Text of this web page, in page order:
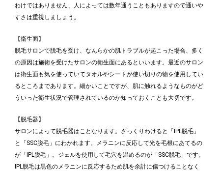
わけではありません、人によっては数年通うこともありますので通いや
すさは重視しましょう。
【衛生面】
脱毛サロンで脱毛を受け、なんらかの肌トラブルが起こった場合、多く
の原因は施術を受けたサロンの衛生面にあるといいます。最近のサロン
は衛生面も気を使っていてタオルやシートが使い切りの物を使用してい
るところまであります。細かいことですが、肌に触れるようなものがど
ういった衛生状況で管理されているのか知っておくことも大切です。
【脱毛器】
サロンによって脱毛器はことなります。ざっくりわけると「IPL脱毛」
と「SSC脱毛」にわかれます。メラニンに反応して光を毛根にあてるの
が「IPL脱毛」。ジェルを使用して毛穴を温めるのが「SSC脱毛」です。
IPL脱毛は黒色のメラニンに反応するため肌を余計に傷つけることなく